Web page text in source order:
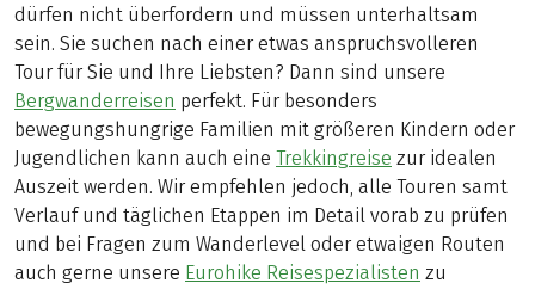
dürfen nicht überfordern und müssen unterhaltsam
sein. Sie suchen nach einer etwas anspruchsvolleren
Tour für Sie und Ihre Liebsten? Dann sind unsere
Bergwanderreisen perfekt. Für besonders
bewegungshungrige Familien mit größeren Kindern oder
Jugendlichen kann auch eine Trekkingreise zur idealen
Auszeit werden. Wir empfehlen jedoch, alle Touren samt
Verlauf und täglichen Etappen im Detail vorab zu prüfen
und bei Fragen zum Wanderlevel oder etwaigen Routen
auch gerne unsere Eurohike Reisespezialisten zu